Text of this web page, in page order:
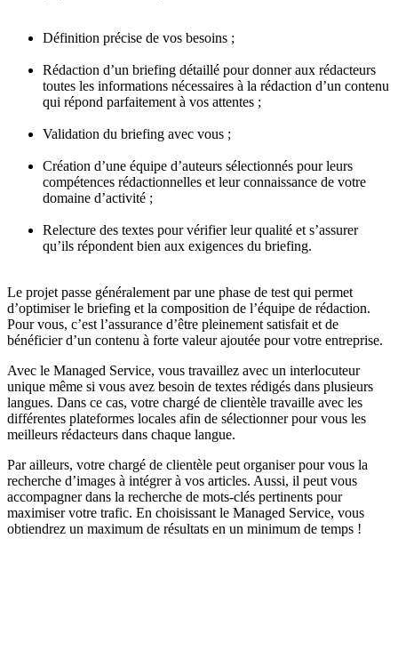
Définition précise de vos besoins ;
Rédaction d’un briefing détaillé pour donner aux rédacteurs
toutes les informations nécessaires à la rédaction d’un contenu
qui répond parfaitement à vos attentes ;
Validation du briefing avec vous ;
Création d’une équipe d’auteurs sélectionnés pour leurs
compétences rédactionnelles et leur connaissance de votre
domaine d’activité ;
Relecture des textes pour vérifier leur qualité et s’assurer
qu’ils répondent bien aux exigences du briefing.
Le projet passe généralement par une phase de test qui permet
d’optimiser le briefing et la composition de l’équipe de rédaction.
Pour vous, c’est l’assurance d’être pleinement satisfait et de
bénéficier d’un contenu à forte valeur ajoutée pour votre entreprise.
Avec le Managed Service, vous travaillez avec un interlocuteur
unique même si vous avez besoin de textes rédigés dans plusieurs
langues. Dans ce cas, votre chargé de clientèle travaille avec les
différentes plateformes locales afin de sélectionner pour vous les
meilleurs rédacteurs dans chaque langue.
Par ailleurs, votre chargé de clientèle peut organiser pour vous la
recherche d’images à intégrer à vos articles. Aussi, il peut vous
accompagner dans la recherche de mots-clés pertinents pour
maximiser votre trafic. En choisissant le Managed Service, vous
obtiendrez un maximum de résultats en un minimum de temps !